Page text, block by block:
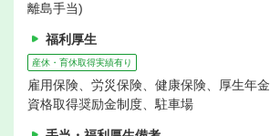
離島手当)
福利厚生
産休・育休取得実績有り
雇用保険、労災保険、健康保険、厚生年
資格取得奨励金制度、駐車場